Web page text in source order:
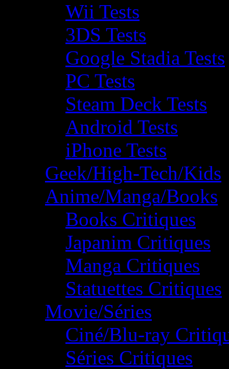
Wii Tests
3DS Tests
Google Stadia Tests
PC Tests
Steam Deck Tests
Android Tests
iPhone Tests
Geek/High-Tech/Kids
Anime/Manga/Books
Books Critiques
Japanim Critiques
Manga Critiques
Statuettes Critiques
Movie/Séries
Ciné/Blu-ray
Séries Critiques